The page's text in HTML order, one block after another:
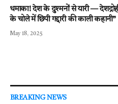
धमाका! देश के दुश्मनों से यारी —
के चोले में छिपी गद्दारी की काली कहानी”
May 18, 2025
BREAKING NEWS